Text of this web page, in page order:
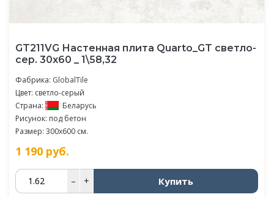
GT211VG Настенная плита Quarto_GT светло-
сер. 30x60 _ 1\58,32
Фабрика: GlobalTile
Цвет: светло-серый
Страна:
Беларусь
Рисунок: под бетон
Размер: 300x600 см.
1 190 руб.
– + Купить